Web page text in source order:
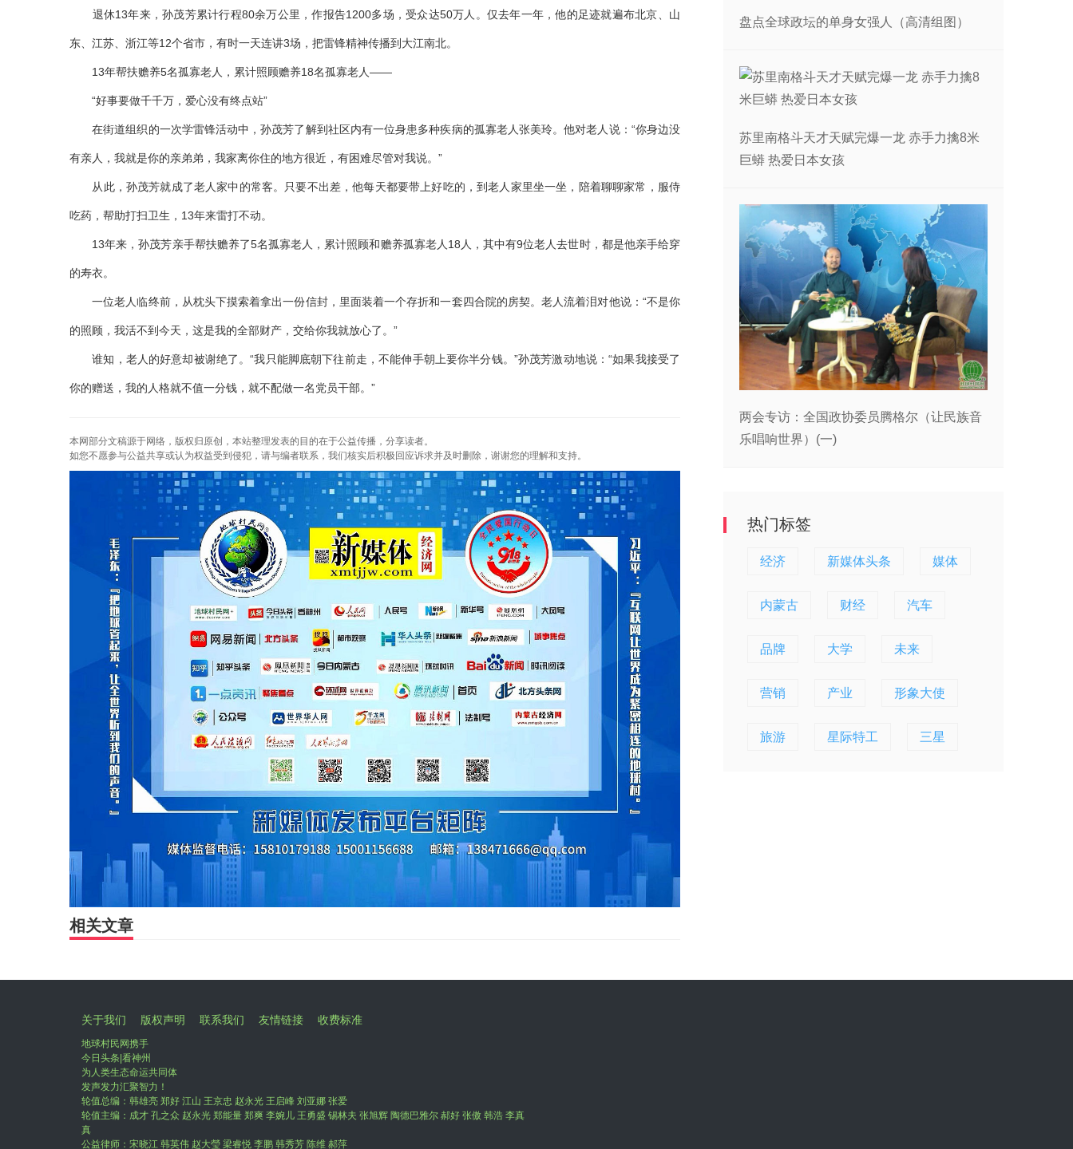
退休13年来，孙茂芳累计行程80余万公里，作报告1200多场，受众达50万人。仅去年一年，他的足迹就遍布北京、山
东、江苏、浙江等12个省市，有时一天连讲3场，把雷锋精神传播到大江南北。
13年帮扶赡养5名孤寡老人，累计照顾赡养18名孤寡老人——
“好事要做千千万，爱心没有终点站”
在街道组织的一次学雷锋活动中，孙茂芳了解到社区内有一位身患多种疾病的孤寡老人张美玲。他对老人说：“你身边没
有亲人，我就是你的亲弟弟，我家离你住的地方很近，有困难尽管对我说。”
从此，孙茂芳就成了老人家中的常客。只要不出差，他每天都要带上好吃的，到老人家里坐一坐，陪着聊聊家常，服侍
吃药，帮助打扫卫生，13年来雷打不动。
13年来，孙茂芳亲手帮扶赡养了5名孤寡老人，累计照顾和赡养孤寡老人18人，其中有9位老人去世时，都是他亲手给穿
的寿衣。
一位老人临终前，从枕头下摸索着拿出一份信封，里面装着一个存折和一套四合院的房契。老人流着泪对他说：“不是你
的照顾，我活不到今天，这是我的全部财产，交给你我就放心了。”
谁知，老人的好意却被谢绝了。“我只能脚底朝下往前走，不能伸手朝上要你半分钱。”孙茂芳激动地说：“如果我接受了
你的赠送，我的人格就不值一分钱，就不配做一名党员干部。”
本网部分文稿源于网络，版权归原创，本站整理发表的目的在于公益传播，分享读者。
如您不愿参与公益共享或认为权益受到侵犯，请与编者联系，我们核实后积极回应诉求并及时删除，谢谢您的理解和支持。
相关文章
盘点全球政坛的单身女强人（高清组图）
苏里南格斗天才天赋完爆一龙 赤手力擒8米
巨蟒 热爱日本女孩
两会专访：全国政协委员腾格尔（让民族音
乐唱响世界）(一)
热门标签
经济 新媒体头条 媒体
内蒙古 财经 汽车
品牌 大学 未来
营销 产业 形象大使
旅游 星际特工 三星
关于我们 版权声明 联系我们 友情链接 收费标准
地球村民网携手
今日头条|看神州
为人类生态命运共同体
发声发力汇聚智力！
轮值总编：韩雄亮 郑好 江山 王京忠 赵永光 王启峰 刘亚娜 张爱
轮值主编：成才 孔之众 赵永光 郑能量 郑爽 李婉儿 王勇盛 锡林夫 张旭辉 陶德巴雅尔 郝好 张傲 韩浩 李真
真
公益律师：宋晓江 韩英伟 赵大瑩 梁睿悦 李鹏 韩秀芳 陈维 郝萍